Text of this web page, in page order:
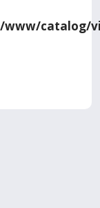
catalog/